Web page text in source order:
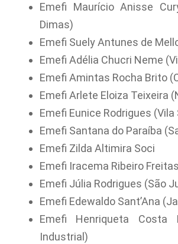
Emefi Maurício Anisse
Dimas)
Emefi Suely Antunes de
Emefi Adélia Chucri Neme
Emefi Amintas Rocha Brito
Emefi Arlete Eloiza Teixeira
Emefi Eunice Rodrigues (Vila
Emefi Santana do Paraíba
Emefi Zilda Altimira Soci
Emefi Iracema Ribeiro
Emefi Júlia Rodrigues (São
Emefi Edewaldo Sant’Ana
Emefi Henriqueta Costa
Industrial)